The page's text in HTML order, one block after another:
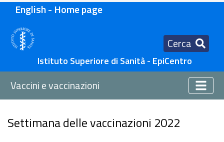
English - Home page
Cerca
Istituto Superiore di Sanità - EpiCentro
Vaccini e vaccinazioni
Settimana delle vaccinazioni 2022